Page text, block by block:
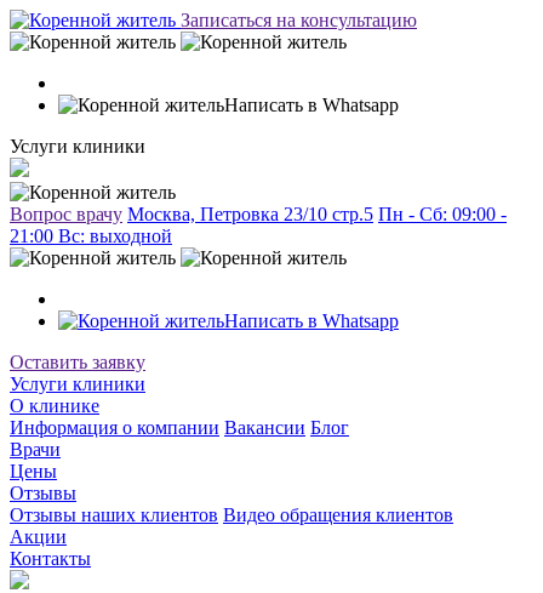
Записаться на консультацию
Написать в Whatsapp
Услуги клиники
Вопрос врачу Москва, Петровка 23/10 стр.5 Пн - Сб: 09:00 -
21:00 Вc: выходной
Написать в Whatsapp
Оставить заявку
Услуги клиники
О клинике
Информация о компании Вакансии Блог
Врачи
Цены
Отзывы
Отзывы наших клиентов Видео обращения клиентов
Акции
Контакты